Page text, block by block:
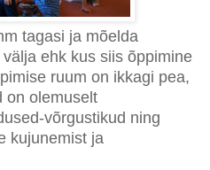
tagasi ja mõelda
ehk kus siis õppimine
ruum on ikkagi pea,
on olemuselt
võrgustikud ning
kujunemist ja